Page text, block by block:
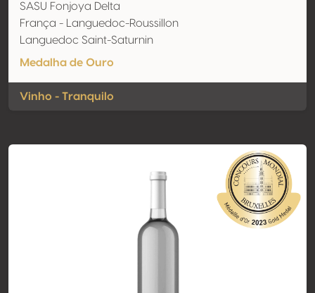
SASU Fonjoya Delta
França - Languedoc-Roussillon
Languedoc Saint-Saturnin
Medalha de Ouro
Vinho - Tranquilo